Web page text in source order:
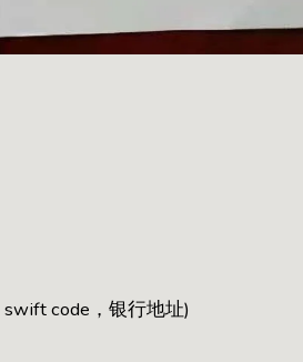
code，银行地址)